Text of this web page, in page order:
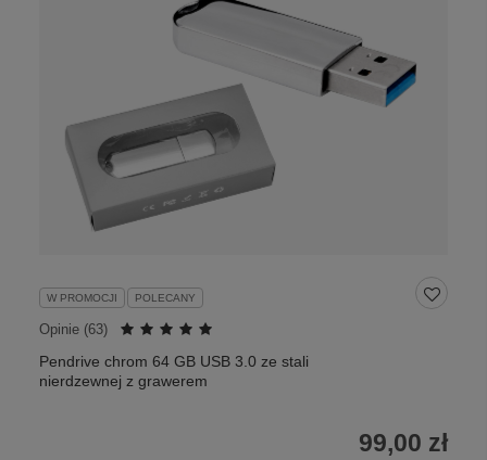
W PROMOCJI POLECANY
Opinie (63)
Pendrive chrom 64 GB USB 3.0 ze stali
nierdzewnej z grawerem
99,00 zł